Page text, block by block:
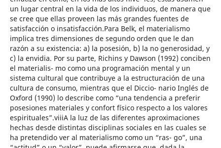
un lugar central en la vida de los individuos, de manera que
se cree que ellas proveen las más grandes fuentes de
satisfacción o insatisfacción.Para Belk, el materialismo
implica tres dimensiones de segundo orden que le dan
razón a su existencia: a) la posesión, b) la no generosidad, y
c) la envidia. Por su parte, Richins y Dawson (1992) conciben
el materialis- mo como una programación mental y un
sistema cultural que contribuye a la estructuración de una
cultura de consumo, mientras que el Diccio- nario Inglés de
Oxford (1990) lo describe como “una tendencia a preferir
posesiones materiales y confort físico respecto a los valores
espirituales”.viiiA la luz de las diferentes aproximaciones
hechas desde distintas disciplinas sociales en las cuales se
ha pretendido ver al materialismo como un “ras- go”, una